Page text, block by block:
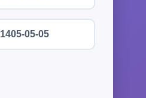
1405-05-05